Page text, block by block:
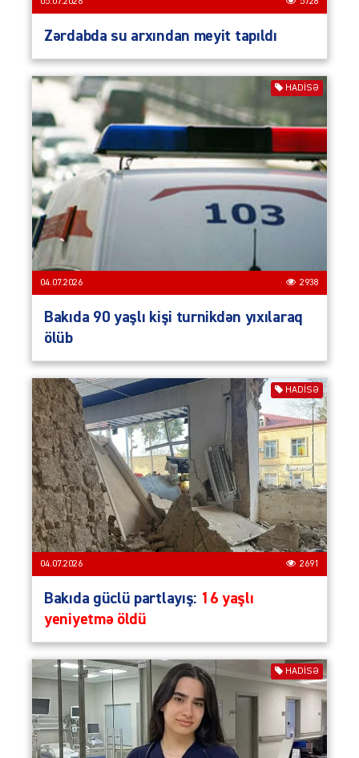
Zərdabda su arxından meyit tapıldı
HADISƏ
04.07.2026 2938
Bakıda 90 yaşlı kişi turnikdən yıxılaraq
ölüb
HADISƏ
04.07.2026 2691
Bakıda güclü partlayış: 16 yaşlı
yeniyetmə öldü
HADISƏ